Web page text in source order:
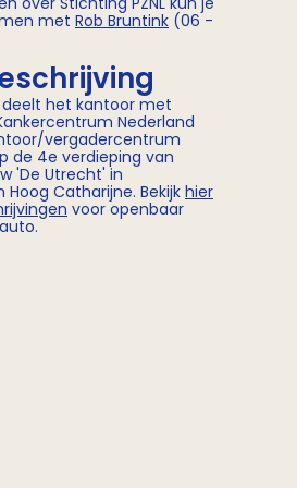
met Rob Bruntink (06 -
deelt het kantoor met
Nederland
vergadercentrum
de 4e verdieping van
'De Utrecht' in
Catharijne. Bekijk hier
voor openbaar